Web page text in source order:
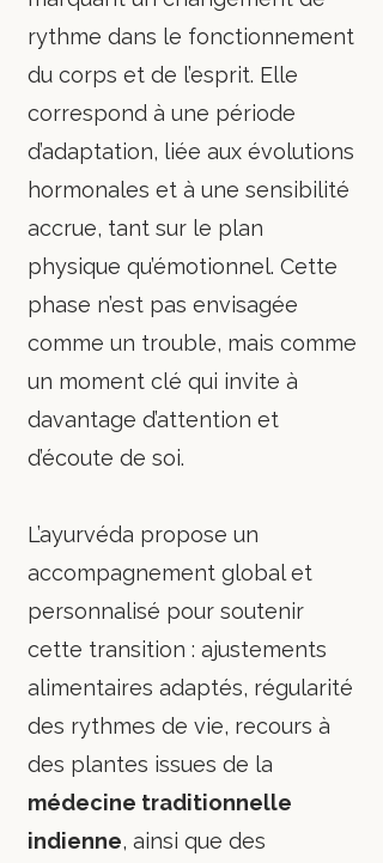
rythme dans le fonctionnement
du corps et de l’esprit. Elle
correspond à une période
d’adaptation, liée aux évolutions
hormonales et à une sensibilité
accrue, tant sur le plan
physique qu’émotionnel. Cette
phase n’est pas envisagée
comme un trouble, mais comme
un moment clé qui invite à
davantage d’attention et
d’écoute de soi.
L’ayurvéda propose un
accompagnement global et
personnalisé pour soutenir
cette transition : ajustements
alimentaires adaptés, régularité
des rythmes de vie, recours à
des plantes issues de la
médecine traditionnelle
indienne, ainsi que des